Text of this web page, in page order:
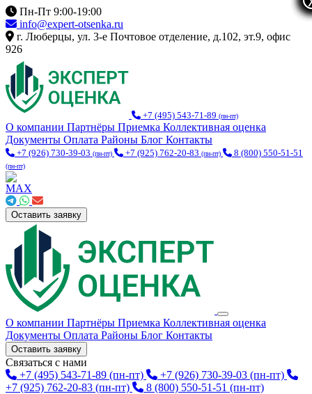
Пн-Пт 9:00-19:00
info@expert-otsenka.ru
г. Люберцы, ул. 3-е Почтовое отделение, д.102, эт.9, офис
926
+7 (495) 543-71-89 (пн-пт)
О компании Партнёры Приемка Коллективная оценка
Документы Оплата Районы Блог Контакты
+7 (926) 730-39-03 (пн-пт) +7 (925) 762-20-83 (пн-пт) 8 (800) 550-51-51
(пн-пт)
Оставить заявку
О компании Партнёры Приемка Коллективная оценка
Документы Оплата Районы Блог Контакты
Оставить заявку
Связаться с нами
+7 (495) 543-71-89 (пн-пт) +7 (926) 730-39-03 (пн-пт)
+7 (925) 762-20-83 (пн-пт) 8 (800) 550-51-51 (пн-пт)